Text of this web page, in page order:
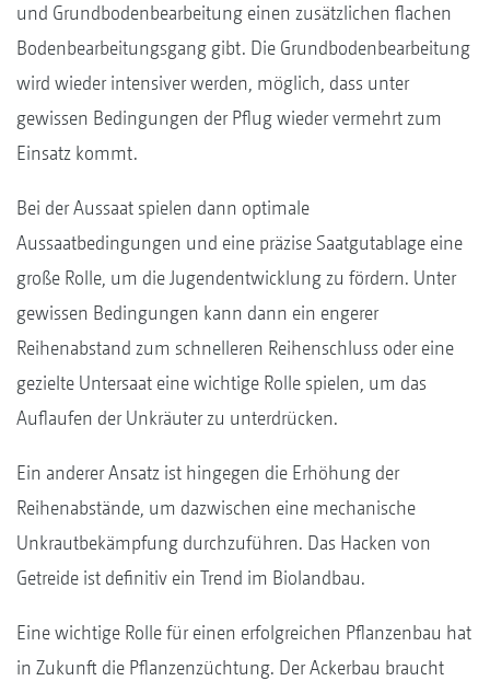
und Grundbodenbearbeitung einen zusätzlichen flachen
Bodenbearbeitungsgang gibt. Die Grundbodenbearbeitung
wird wieder intensiver werden, möglich, dass unter
gewissen Bedingungen der Pflug wieder vermehrt zum
Einsatz kommt.
Bei der Aussaat spielen dann optimale
Aussaatbedingungen und eine präzise Saatgutablage eine
große Rolle, um die Jugendentwicklung zu fördern. Unter
gewissen Bedingungen kann dann ein engerer
Reihenabstand zum schnelleren Reihenschluss oder eine
gezielte Untersaat eine wichtige Rolle spielen, um das
Auflaufen der Unkräuter zu unterdrücken.
Ein anderer Ansatz ist hingegen die Erhöhung der
Reihenabstände, um dazwischen eine mechanische
Unkrautbekämpfung durchzuführen. Das Hacken von
Getreide ist definitiv ein Trend im Biolandbau.
Eine wichtige Rolle für einen erfolgreichen Pflanzenbau hat
in Zukunft die Pflanzenzüchtung. Der Ackerbau braucht